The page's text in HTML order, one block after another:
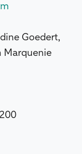
Goedert,
Marquenie